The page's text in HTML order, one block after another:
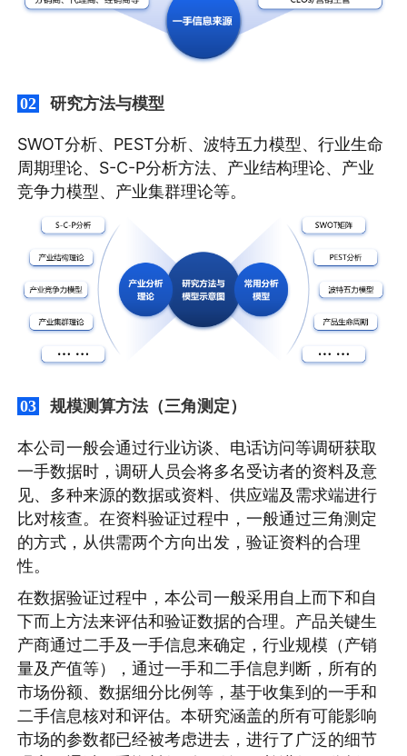
02 研究方法与模型
SWOT分析、PEST分析、波特五力模型、行业生命
周期理论、S-C-P分析方法、产业结构理论、产业
竞争力模型、产业集群理论等。
03 规模测算方法（三角测定）
本公司一般会通过行业访谈、电话访问等调研获取
一手数据时，调研人员会将多名受访者的资料及意
见、多种来源的数据或资料、供应端及需求端进行
比对核查。在资料验证过程中，一般通过三角测定
的方式，从供需两个方向出发，验证资料的合理
性。
在数据验证过程中，本公司一般采用自上而下和自
下而上方法来评估和验证数据的合理。产品关键生
产商通过二手及一手信息来确定，行业规模（产销
量及产值等），通过一手和二手信息判断，所有的
市场份额、数据细分比例等，基于收集到的一手和
二手信息核对和评估。本研究涵盖的所有可能影响
市场的参数都已经被考虑进去，进行了广泛的细节